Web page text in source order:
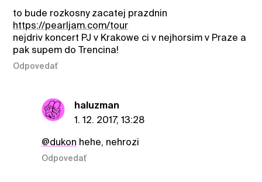
to bude rozkosny zacatej prazdnin
https://pearljam.com/tour
nejdriv koncert PJ v Krakowe ci v nejhorsim v Praze a
pak supem do Trencina!
Odpovedať
haluzman
1. 12. 2017, 13:28
@dukon hehe, nehrozi
Odpovedať